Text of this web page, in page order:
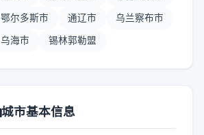
鄂尔多斯市 通辽市 乌兰察布市
乌海市 锡林郭勒盟
城市基本信息